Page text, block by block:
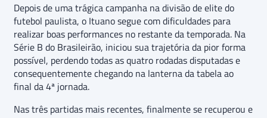
Depois de uma trágica campanha na divisão de elite do
futebol paulista, o Ituano segue com dificuldades para
realizar boas performances no restante da temporada. Na
Série B do Brasileirão, iniciou sua trajetória da pior forma
possível, perdendo todas as quatro rodadas disputadas e
consequentemente chegando na lanterna da tabela ao
final da 4ª jornada.
Nas três partidas mais recentes, finalmente se recuperou e